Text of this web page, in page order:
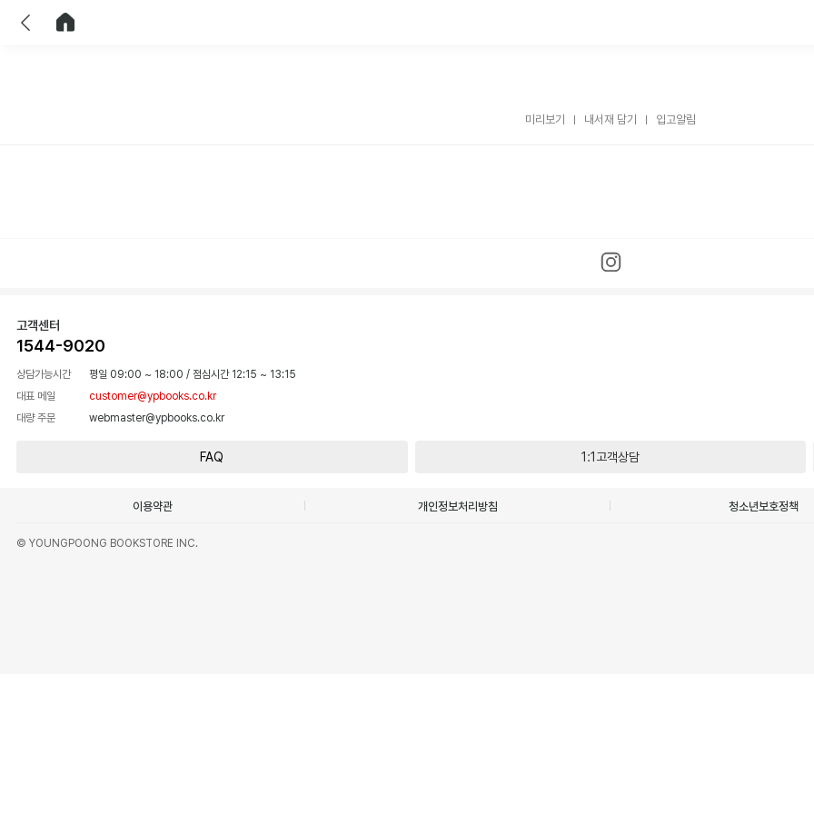
미리보기 내서재 담기 입고알림
고객센터
1544-9020
상담가능시간 평일 09:00 ~ 18:00 / 점심시간 12:15 ~ 13:15
대표 메일
customer@ypbooks.co.kr
대량 주문
webmaster@ypbooks.co.kr
FAQ 1:1고객상담
이용약관 개인정보처리방침 청소년보호정책
© YOUNGPOONG BOOKSTORE INC.